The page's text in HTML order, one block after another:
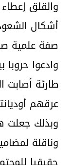
والقلق
أشكال
صفة علمية
وادعوا
طارئة أصابت
عرقهم
وبذلك جعلت
وناقلة